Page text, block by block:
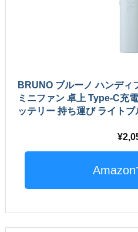
BRUNO ブルーノ ハンディ
ミニファン 卓上 Type-C充
ッテリー 持ち運び ライト